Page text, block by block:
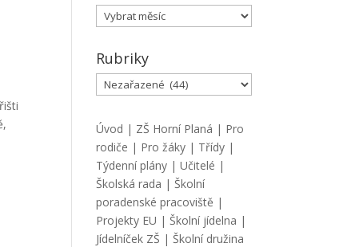
Archiv
Rubriky
Rubriky
Úvod | ZŠ Horní Planá | Pro
rodiče | Pro žáky | Třídy |
Týdenní plány |Učitelé |
Školská rada |Školní
poradenské pracoviště |
Projekty EU |Školní jídelna |
Jídelníček ZŠ |Školní družina